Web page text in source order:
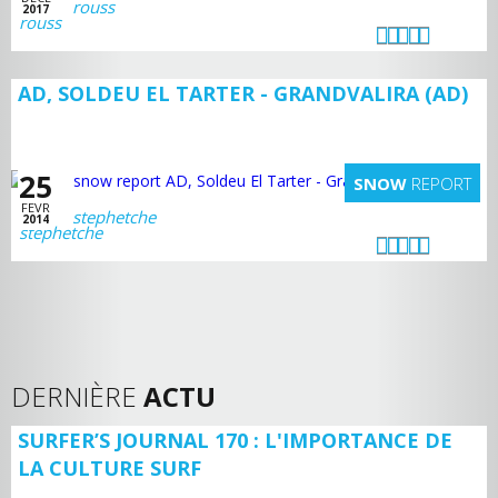
2017 rouss
AD, SOLDEU EL TARTER - GRANDVALIRA (AD)
25
FEVR
2014
SNOW REPORT
stephetche
DERNIÈRE ACTU
SURFER’S JOURNAL 170 : L'IMPORTANCE DE
LA CULTURE SURF